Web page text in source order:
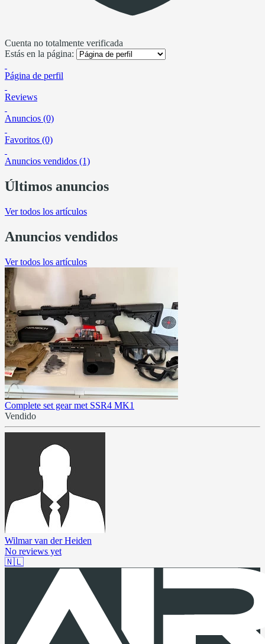
Cuenta no totalmente verificada
Estás en la página:
Página de perfil
Reviews
Anuncios (0)
Favoritos (0)
Anuncios vendidos (1)
Últimos anuncios
Ver todos los artículos
Anuncios vendidos
Ver todos los artículos
Complete set gear met SSR4 MK1
Vendido
Wilmar van der Heiden
No reviews yet
🇳🇱